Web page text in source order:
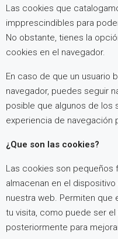
Las cookies que
impprescindibles para
No obstante, tienes la
cookies en el navegador.
En caso de que un usuario
navegador, puedes seguir
posible que algunos de los
experiencia de navegación
¿Que son las cookies?
Las cookies son
almacenan en el
nuestra web. Permiten
tu visita, como puede ser
posteriormente para